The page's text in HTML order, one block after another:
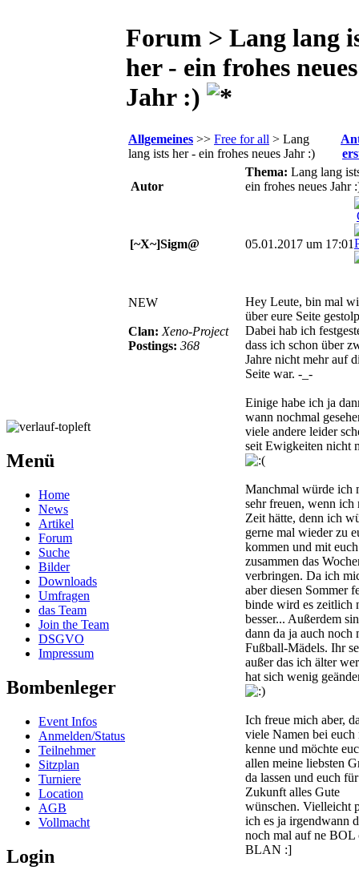
Menü
Home
News
Artikel
Forum
Suche
Bilder
Downloads
Umfragen
das Team
Join the Team
DSGVO
Impressum
Bombenleger
Event Infos
Anmelden/Status
Teilnehmer
Sitzplan
Turniere
Location
AGB
Vollmacht
Login
Forum > Lang lang
her - ein frohes neues
Jahr :)
Allgemeines >> Free for all > Lang
lang ists her - ein frohes neues Jahr :)
Autor
Thema: Lang lang
ein frohes neues Jahr
[~X~]Sigm@ 05.01.2017 um 17:01
NEW
Clan: Xeno-Project
Postings: 368
Hey Leute, bin mal
über eure Seite
Dabei hab ich
dass ich schon über
Jahre nicht mehr auf
Seite war. -_-
Einige habe ich ja
wann nochmal
viele andere leider
seit Ewigkeiten nicht
Manchmal würde ich
sehr freuen, wenn ich
Zeit hätte, denn ich
gerne mal wieder zu
kommen und mit euch
zusammen das
verbringen. Da ich
aber diesen Sommer
binde wird es zeitlich
besser... Außerdem
dann da ja auch noch
Fußball-Mädels. Ihr
außer das ich älter
hat sich wenig
Ich freue mich aber,
viele Namen bei euch
kenne und möchte
allen meine liebsten
da lassen und euch
Zukunft alles Gute
wünschen. Vielleicht
ich es ja irgendwann
noch mal auf ne BOL
BLAN :]